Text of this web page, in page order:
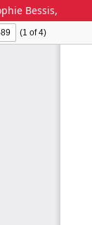
Bessis,